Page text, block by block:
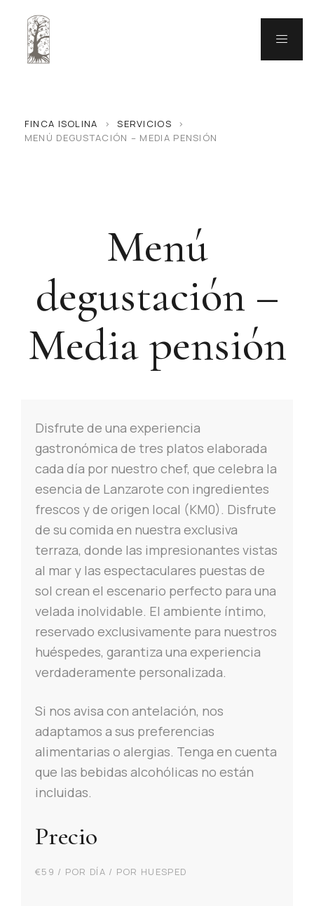
FINCA ISOLINA > SERVICIOS
>
MENÚ DEGUSTACIÓN – MEDIA PENSIÓN
Menú
degustación –
Media pensión
Disfrute de una experiencia
gastronómica de tres platos elaborada
cada día por nuestro chef, que celebra la
esencia de Lanzarote con ingredientes
frescos y de origen local (KM0). Disfrute
de su comida en nuestra exclusiva
terraza, donde las impresionantes vistas
al mar y las espectaculares puestas de
sol crean el escenario perfecto para una
velada inolvidable. El ambiente íntimo,
reservado exclusivamente para nuestros
huéspedes, garantiza una experiencia
verdaderamente personalizada.
Si nos avisa con antelación, nos
adaptamos a sus preferencias
alimentarias o alergias. Tenga en cuenta
que las bebidas alcohólicas no están
incluidas.
Precio
€59 / POR DÍA / POR HUESPED